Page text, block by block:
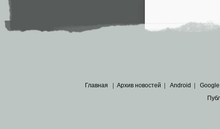
Главная Архив новостей Android Google